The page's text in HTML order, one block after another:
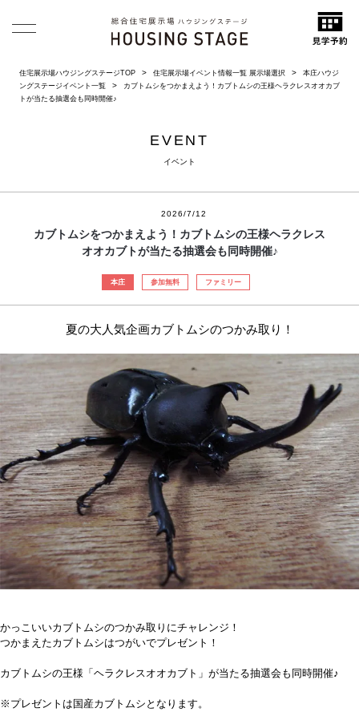
住宅展示場ハウジングステージTOP 住宅展示場イベント情報一覧 展示場選択
本庄ハウジ
ングステージイベント一覧
カブトムシをつかまえよう！カブトムシの王様ヘラクレスオオカブ
トが当たる抽選会も同時開催♪
EVENT
イベント
2026/7/12
カブトムシをつかまえよう！カブトムシの王様ヘラクレス
オオカブトが当たる抽選会も同時開催♪
本庄 参加無料 ファミリー
夏の大人気企画カブトムシのつかみ取り！
かっこいいカブトムシのつかみ取りにチャレンジ！
つかまえたカブトムシはつがいでプレゼント！
カブトムシの王様「ヘラクレスオオカブト」が当たる抽選会も同時開催♪
※プレゼントは国産カブトムシとなります。